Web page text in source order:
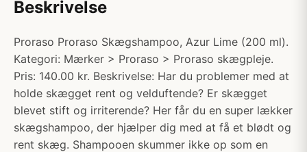
Beskrivelse
Proraso Proraso Skægshampoo, Azur Lime (200 ml).
Kategori: Mærker > Proraso > Proraso skægpleje.
Pris: 140.00 kr. Beskrivelse: Har du problemer med at
holde skægget rent og velduftende? Er skægget
blevet stift og irriterende? Her får du en super lækker
skægshampoo, der hjælper dig med at få et blødt og
rent skæg. Shampooen skummer ikke op som en